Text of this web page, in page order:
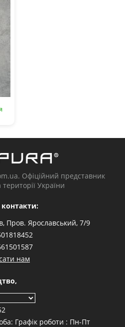
Офіційний представник
території України
Пров. Ярославський, 7/9
нам
Графік роботи : Пн-Пт